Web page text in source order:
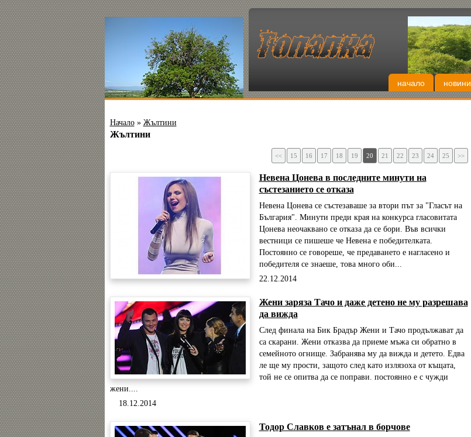
начало новини
Начало» Жълтини
Жълтини
<< 15 16 17 18 19 20 21 22 23 24 25 >>
Невена Цонева в последните минути на
състезанието се отказа
Невена Цонева се състезаваше за втори път за "Гласът на
България". Минути преди края на конкурса гласовитата
Цонева неочаквано се отказа да се бори. Във всички
вестници се пишеше че Невена е победителката.
Постоянно се говореше, че предаването е нагласено и
победителя се знаеше, това много оби...
22.12.2014
Жени заряза Тачо и даже детено не му разрешава
да вижда
След финала на Бик Брадър Жени и Тачо продължават да
са скарани. Жени отказва да приеме мъжа си обратно в
семейното огнище. Забранява му да вижда и детето. Едва
ле ще му прости, защото след като излязоха от къщата,
той не се опитва да се поправи. постоянно е с чужди
жени....
18.12.2014
Тодор Славков е затънал в борчове